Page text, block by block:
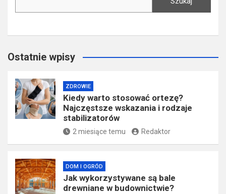
Ostatnie wpisy
ZDROWIE
Kiedy warto stosować ortezę?
Najczęstsze wskazania i rodzaje
stabilizatorów
2 miesiące temu Redaktor
DOM I OGRÓD
Jak wykorzystywane są bale
drewniane w budownictwie?